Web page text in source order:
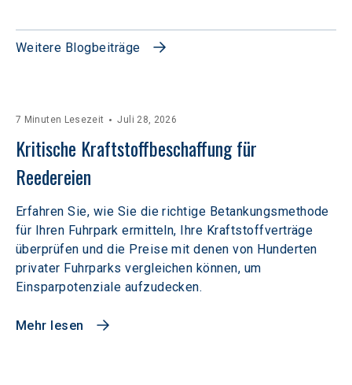
Weitere Blogbeiträge
7 Minuten Lesezeit Juli 28, 2026
Kritische Kraftstoffbeschaffung für
Reedereien
Erfahren Sie, wie Sie die richtige Betankungsmethode
für Ihren Fuhrpark ermitteln, Ihre Kraftstoffverträge
überprüfen und die Preise mit denen von Hunderten
privater Fuhrparks vergleichen können, um
Einsparpotenziale aufzudecken.
Mehr lesen